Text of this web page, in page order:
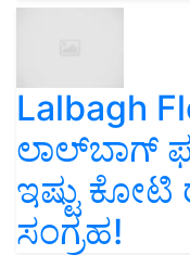
Lalbagh
ಲಾಲ್‌ಬಾಗ್
ಇಷ್ಟು
ಸಂಗ್ರಹ!